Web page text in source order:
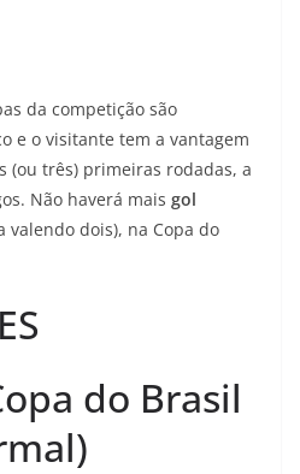
da competição são
e o visitante tem a vantagem
(ou três) primeiras rodadas, a
Não haverá mais gol
valendo dois), na Copa do
do Brasil